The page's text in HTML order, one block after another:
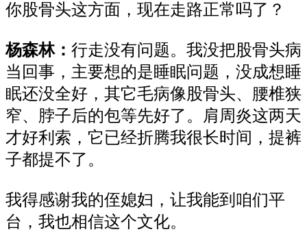
你股骨头这方面，现在走路正常吗了？
杨森林： 行走没有问题。我没把股骨头病
当回事，主要想的是睡眠问题，没成想睡
眠还没全好，其它毛病像股骨头、腰椎狭
窄、脖子后的包等先好了。肩周炎这两天
才好利索，它已经折腾我很长时间，提裤
子都提不了。
我得感谢我的侄媳妇，让我能到咱们平
台，我也相信这个文化。